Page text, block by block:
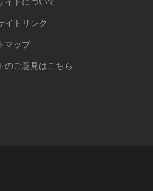
イトについて
イトリンク
マップ
のご意見はこちら